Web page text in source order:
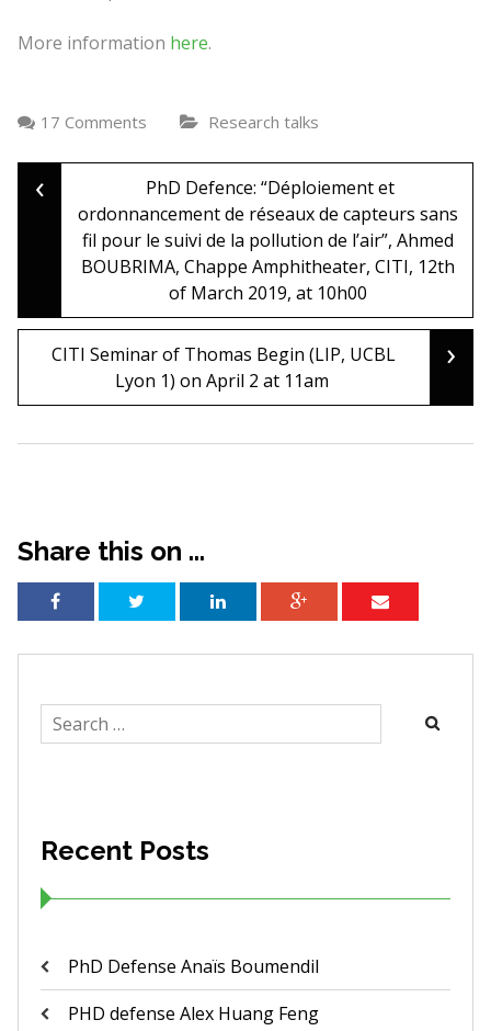
More information here.
17 Comments Research talks
Post
navigation
‹
PhD Defence: “Déploiement et
ordonnancement de réseaux de capteurs sans
fil pour le suivi de la pollution de l’air”, Ahmed
BOUBRIMA, Chappe Amphitheater, CITI, 12th
of March 2019, at 10h00
CITI Seminar of Thomas Begin (LIP, UCBL
Lyon 1) on April 2 at 11am
›
Share this on ...
Search
for:
Recent Posts
PhD Defense Anaïs Boumendil
PHD defense Alex Huang Feng